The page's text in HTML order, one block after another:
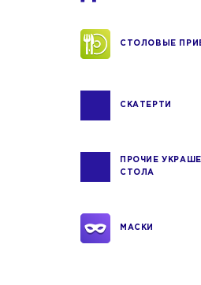
СТОЛОВЫЕ
СКАТЕРТИ
ПРОЧИЕ
СТОЛА
МАСКИ